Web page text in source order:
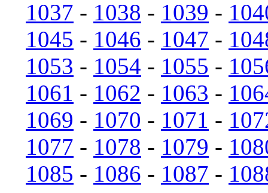
1037 - 1038 - 1039 -
1045 - 1046 - 1047 -
1053 - 1054 - 1055 -
1061 - 1062 - 1063 -
1069 - 1070 - 1071 -
1077 - 1078 - 1079 -
1085 - 1086 - 1087 -